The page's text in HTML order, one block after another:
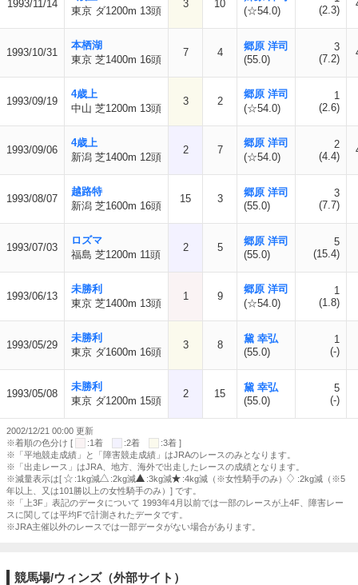
1993/11/14
東京 ダ1200m 13頭
3 10
(☆54.0)
(2.3)
1993/10/31
本栖湖
東京 芝1400m 16頭
7 4
郷原 洋司
(55.0)
3
(7.2)
1993/09/19
4歳上
中山 芝1200m 13頭
3 2
郷原 洋司
(☆54.0)
1
(2.6)
1993/09/06
4歳上
新潟 芝1400m 12頭
2 7
郷原 洋司
(☆54.0)
2
(4.4)
1993/08/07
越路特
新潟 芝1600m 16頭
15 3
郷原 洋司
(55.0)
3
(7.7)
1993/07/03
ロズマ
福島 芝1200m 11頭
2 5
郷原 洋司
(55.0)
5
(15.4)
1993/06/13
未勝利
東京 芝1400m 13頭
1 9
郷原 洋司
(☆54.0)
1
(1.8)
1993/05/29
未勝利
東京 ダ1600m 16頭
3 8
黛 幸弘
(55.0)
1
(-)
1993/05/08
未勝利
東京 ダ1200m 15頭
2 15
黛 幸弘
(55.0)
5
(-)
2002/12/21 00:00 更新
※着順の色分け [
:1着 :2着
:3着 ]
※「平地競走成績」と「障害競走成績」はJRAのレースのみとなります。
※「出走レース」はJRA、地方、海外で出走したレースの成績となります。
※減量表示は[
:1kg減 :2kg減 :3kg減 :4kg減（※女性騎手のみ）
:2kg減（※5
年以上、又は101勝以上の女性騎手のみ）] です。
※「上3F」表記のデータについて 1993年4月以前では一部のレースが上4F、障害レー
スに関しては平均Fで計測されたデータです。
※JRA主催以外のレースでは一部データがない場合があります。
競馬場/ウィンズ（外部サイト）